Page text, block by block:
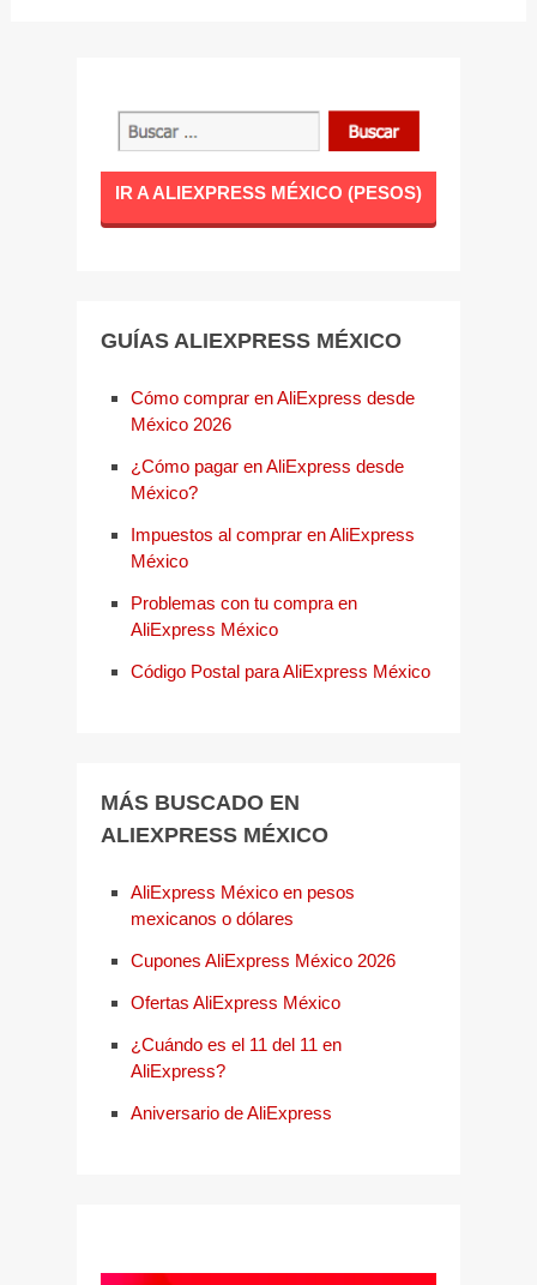
IR A ALIEXPRESS MÉXICO (PESOS)
GUÍAS ALIEXPRESS MÉXICO
Cómo comprar en AliExpress desde
México 2026
¿Cómo pagar en AliExpress desde
México?
Impuestos al comprar en AliExpress
México
Problemas con tu compra en
AliExpress México
Código Postal para AliExpress México
MÁS BUSCADO EN
ALIEXPRESS MÉXICO
AliExpress México en pesos
mexicanos o dólares
Cupones AliExpress México 2026
Ofertas AliExpress México
¿Cuándo es el 11 del 11 en
AliExpress?
Aniversario de AliExpress